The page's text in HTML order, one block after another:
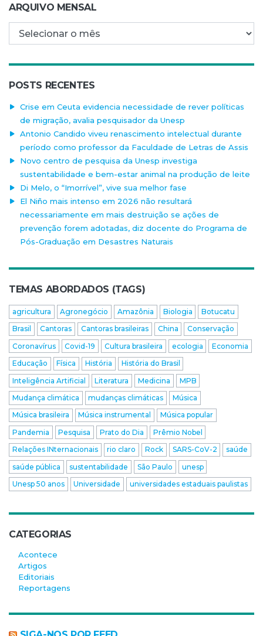
ARQUIVO MENSAL
Arquivo mensal
POSTS RECENTES
Crise em Ceuta evidencia necessidade de rever políticas
de migração, avalia pesquisador da Unesp
Antonio Candido viveu renascimento intelectual durante
período como professor da Faculdade de Letras de Assis
Novo centro de pesquisa da Unesp investiga
sustentabilidade e bem-estar animal na produção de leite
Di Melo, o “Imorrível”, vive sua melhor fase
El Niño mais intenso em 2026 não resultará
necessariamente em mais destruição se ações de
prevenção forem adotadas, diz docente do Programa de
Pós-Graduação em Desastres Naturais
TEMAS ABORDADOS (TAGS)
agricultura Agronegócio Amazônia Biologia
Botucatu
Brasil
Cantoras Cantoras brasileiras China
Conservação
Coronavírus
Covid-19 Cultura brasileira ecologia
Economia
Educação
Física História
História do Brasil
Inteligência Artificial
Literatura Medicina
MPB
Mudança climática
mudanças climáticas
Música
Música brasileira
Música instrumental
Música popular
Pandemia
Pesquisa Prato do Dia
Prêmio Nobel
Relações INternacionais
rio claro Rock SARS-CoV-2
saúde
saúde pública
sustentabilidade São Paulo
unesp
Unesp 50 anos
Universidade universidades estaduais paulistas
CATEGORIAS
Acontece
Artigos
Editoriais
Reportagens